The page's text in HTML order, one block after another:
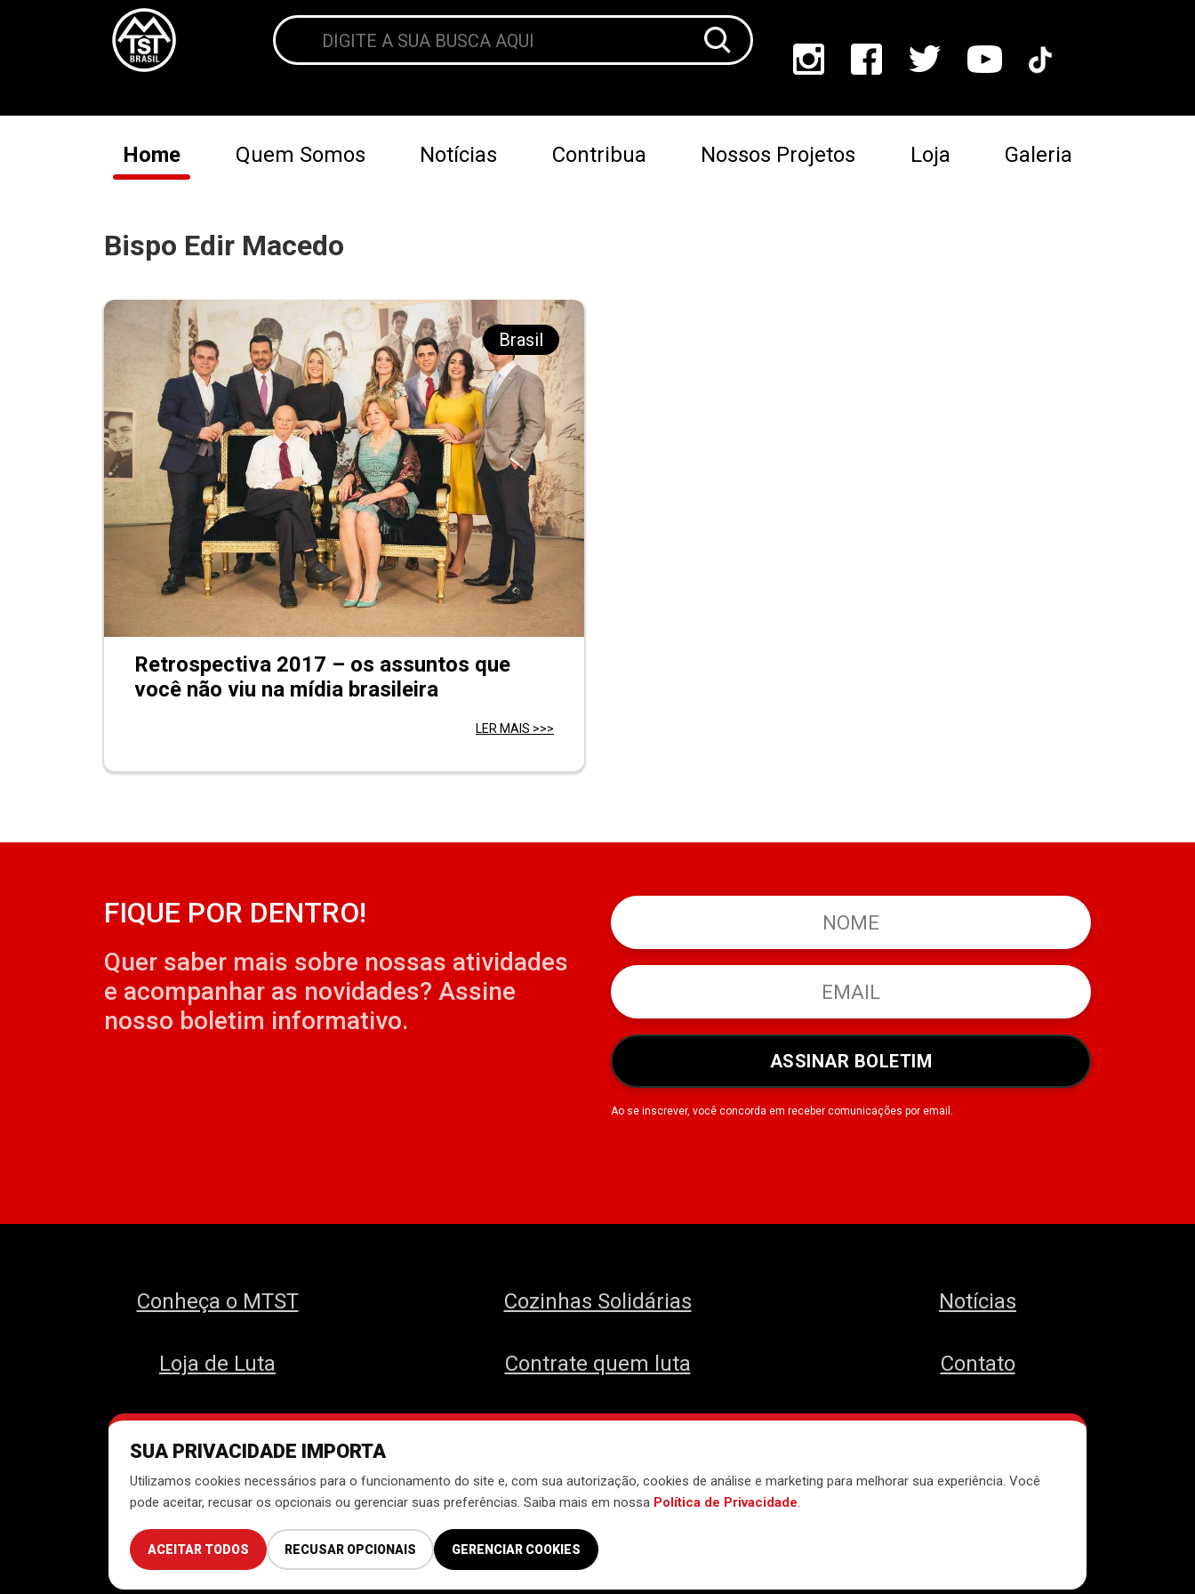
Home Quem Somos Notícias Contribua Nossos Projetos Loja Galeria
Bispo Edir Macedo
Brasil
Retrospectiva 2017 – os assuntos que
você não viu na mídia brasileira
LER MAIS >>>
SUA PRIVACIDADE IMPORTA
Utilizamos cookies necessários para o funcionamento do site e, com sua autorização, cookies de análise e marketing para melhorar sua experiência. Você
pode aceitar, recusar os opcionais ou gerenciar suas preferências. Saiba mais em nossa Política de Privacidade.
ACEITAR TODOS RECUSAR OPCIONAIS GERENCIAR COOKIES
FIQUE POR DENTRO!
Quer saber mais sobre nossas atividades
e acompanhar as novidades? Assine
nosso boletim informativo.
ASSINAR BOLETIM
Ao se inscrever, você concorda em receber comunicações por email.
Conheça o MTST
Loja de Luta
Cozinhas Solidárias
Contrate quem luta
Notícias
Contato
Desenvolvido pelo
Política de Privacidade